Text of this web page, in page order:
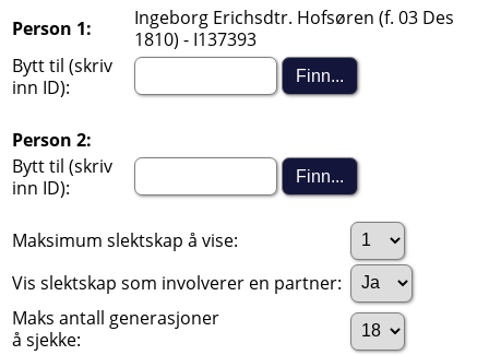
Person 1:
Ingeborg Erichsdtr. Hofsøren (f. 03 Des
1810) - I137393
Bytt til (skriv
inn ID):
Person 2:
Bytt til (skriv
inn ID):
Maksimum slektskap å vise:
Vis slektskap som involverer en partner:
Maks antall generasjoner
å sjekke: